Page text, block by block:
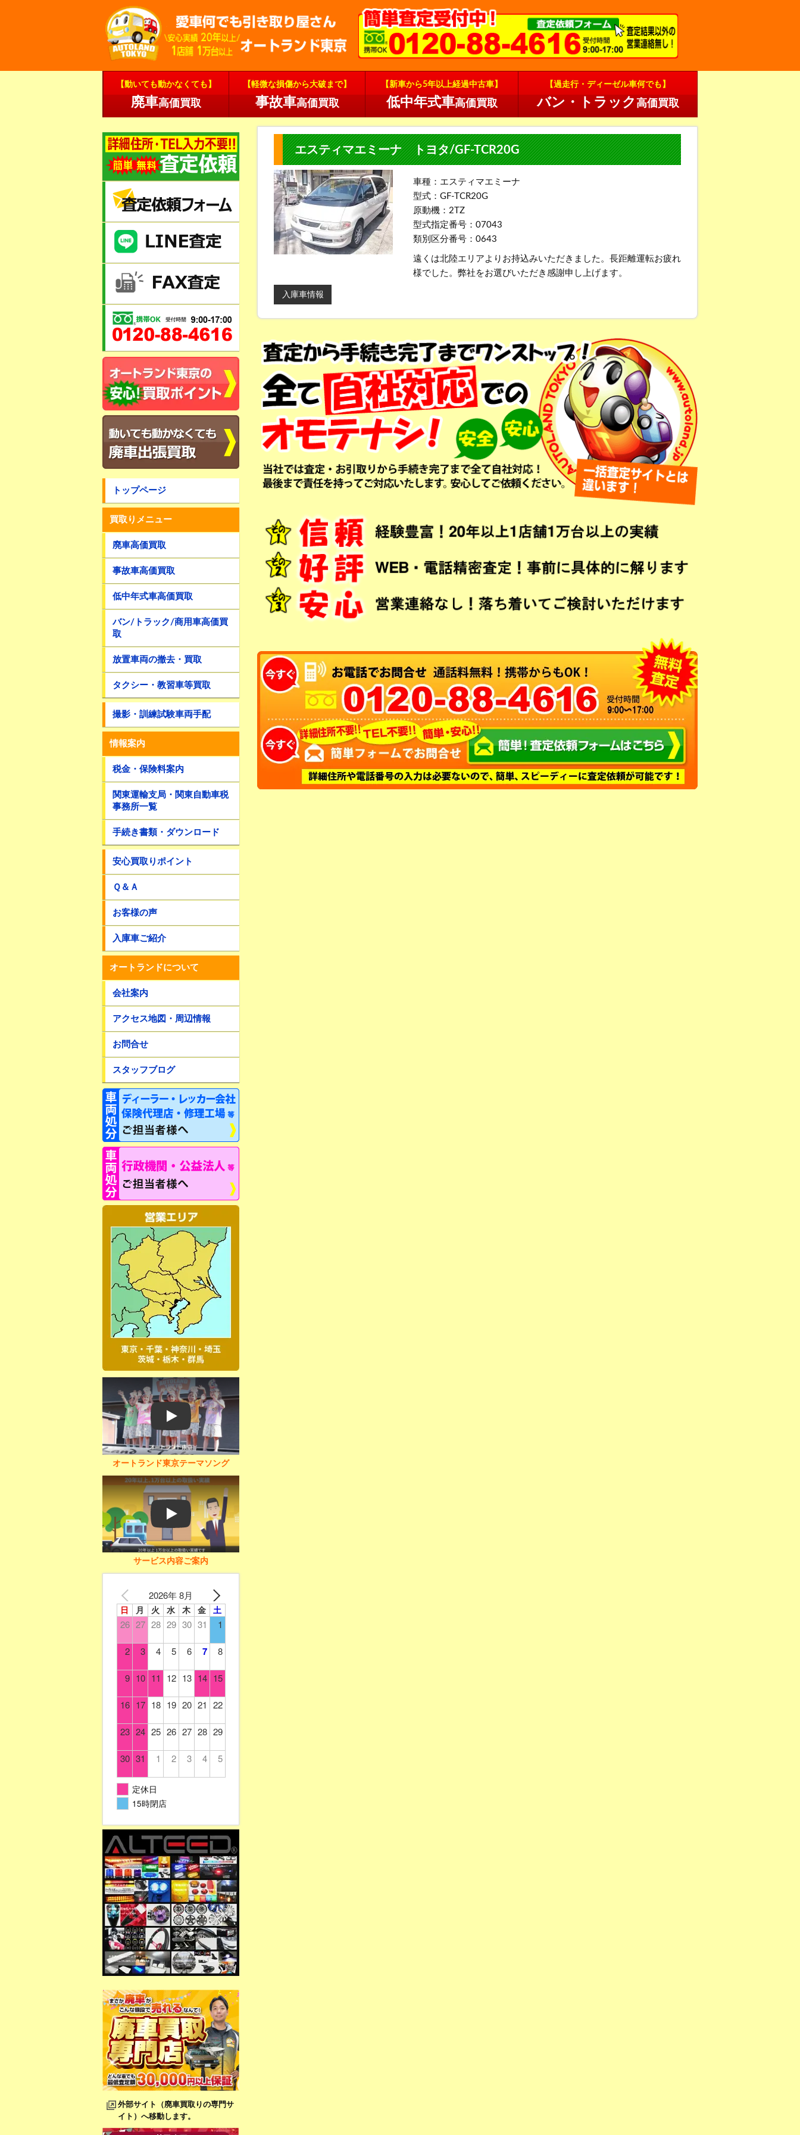
【動いても動かなくても】
廃車高価買取
【軽微な損傷から大破まで】
事故車高価買取
【新車から5年以上経過中古車】
低中年式車高価買取
【過走行・ディーゼル車何でも】
バン・トラック 高価買取
エスティマエミーナ トヨタ/GF-TCR20G
車種：エスティマエミーナ
型式：GF-TCR20G
原動機：2TZ
型式指定番号：07043
類別区分番号：0643
遠くは北陸エリアよりお持込みいただきました。長距離運転お疲れ
様でした。弊社をお選びいただき感謝申し上げます。
入庫車情報
トップページ
買取りメニュー
廃車高価買取
事故車高価買取
低中年式車高価買取
バン/トラック/商用車高価買
取
放置車両の撤去・買取
タクシー・教習車等買取
撮影・訓練試験車両手配
情報案内
税金・保険料案内
関東運輸支局・関東自動車税
事務所一覧
手続き書類・ダウンロード
安心買取りポイント
Ｑ＆Ａ
お客様の声
入庫車ご紹介
オートランドについて
会社案内
アクセス地図・周辺情報
お問合せ
スタッフブログ
Play
オートランド東京テーマソング
Play
サービス内容ご案内
2026年 8月
日 月 火 水 木 金 土
26 27 28 29 30 31 1
2 3 4 5 6 7 8
9 10 11 12 13 14 15
16 17 18 19 20 21 22
23 24 25 26 27 28 29
30 31 1 2 3 4 5
定休日
15時閉店
外部サイト（廃車買取りの専門サ
イト）へ移動します。